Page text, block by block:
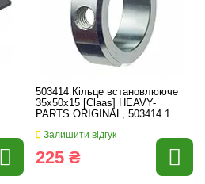
503414 Кільце встановлююче
35x50x15 [Claas] HEAVY-
PARTS ORIGINAL, 503414.1
Залишити відгук
225 ₴